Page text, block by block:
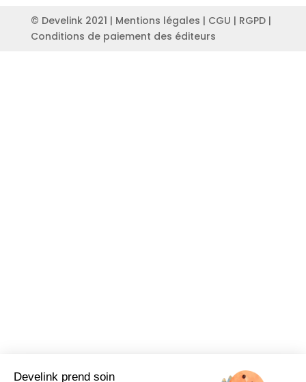
© Develink 2021 | Mentions légales | CGU | RGPD|
Conditions de paiement des éditeurs
Develink prend soin